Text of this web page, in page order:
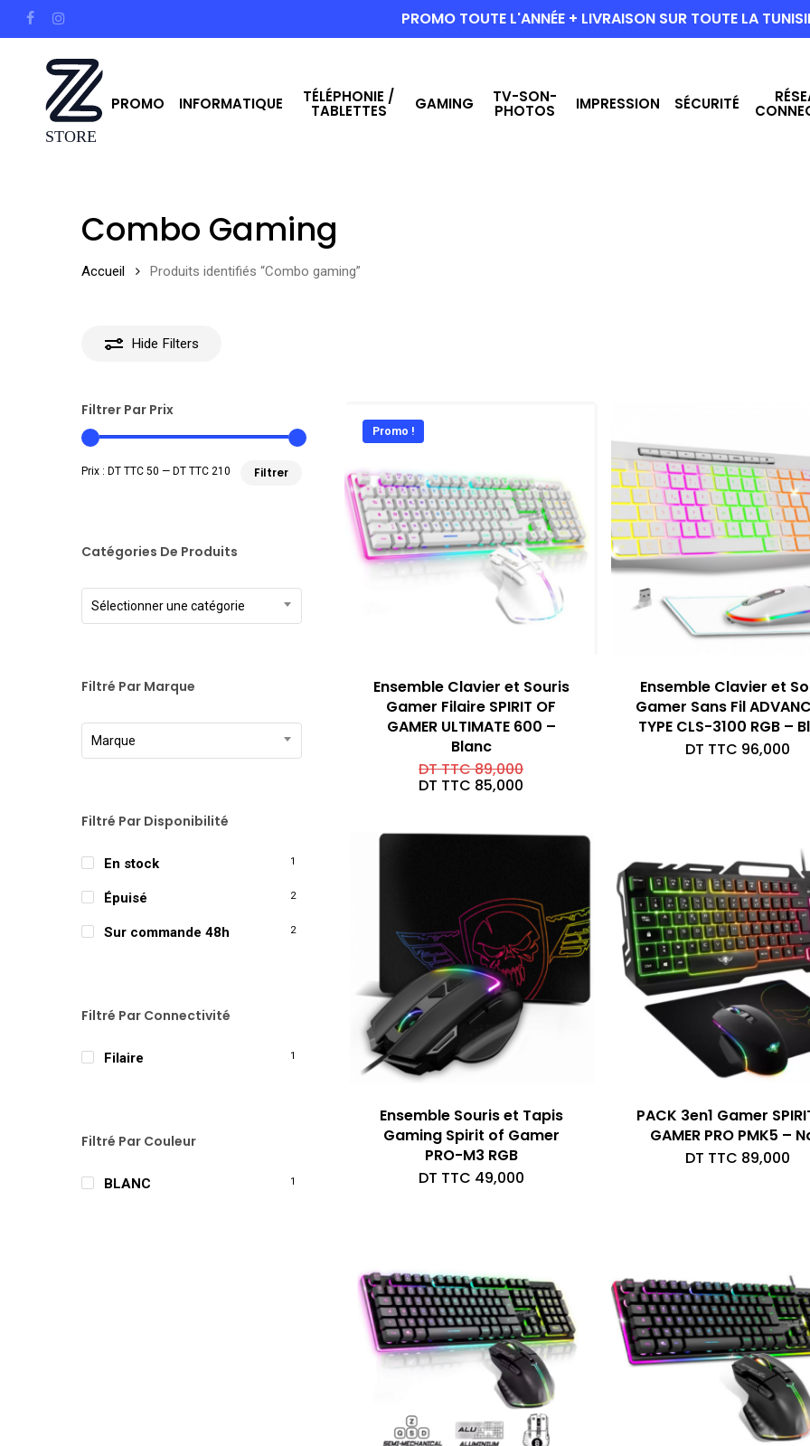
to
facebookinstagram PROMO TOUTE L'ANNÉE + LIVRAISON SUR TOUTE LA
PROMO INFORMATIQUE TÉLÉPHONIE /
TABLETTES GAMING TV-SON-
PHOTOS IMPRESSION SÉCURITÉ
Combo Gaming
Accueil Produits identifiés “Combo gaming”
Hide Filters
Filtrer Par Prix
Filtrer
Prix : DT TTC 50 — DT TTC 210
Catégories De Produits
Sélectionner une catégorie
Filtré Par Marque
Marque
Filtré Par Disponibilité
En stock 1
Épuisé 2
Sur commande 48h 2
Filtré Par Connectivité
Filaire 1
Filtré Par Couleur
BLANC 1
Promo !
Ensemble Clavier et Souris
Gamer Filaire SPIRIT OF
GAMER ULTIMATE 600 –
Blanc
DT TTC89,000Le
TTC 89,000.
DT TTC 85,000
DT
Ensemble Clavier et
Gamer Sans Fil
TYPE CLS-3100 RGB –
DT TTC 96,000
Ensemble Souris et Tapis
Gaming Spirit of Gamer
PRO-M3 RGB
DT TTC 49,000
PACK 3en1 Gamer
GAMER PRO PMK5 –
DT TTC 89,000